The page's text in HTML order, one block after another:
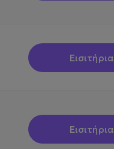
Εισιτήρια
Εισιτήρια